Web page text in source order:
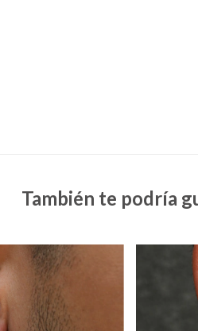
También te podría